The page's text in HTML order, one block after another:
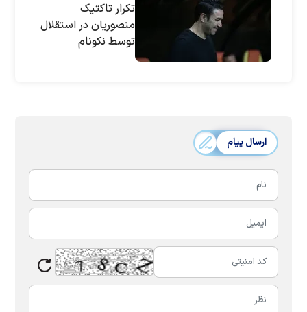
تکرار تاکتیک
منصوریان در استقلال
توسط نکونام
ارسال پیام